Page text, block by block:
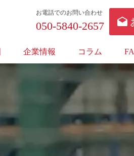
お電話でのお問い合わせ
050-5840-2657
企業情報 コラム